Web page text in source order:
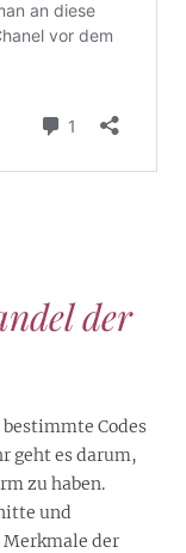
der
Codes
geht es darum,
zu haben.
und
der